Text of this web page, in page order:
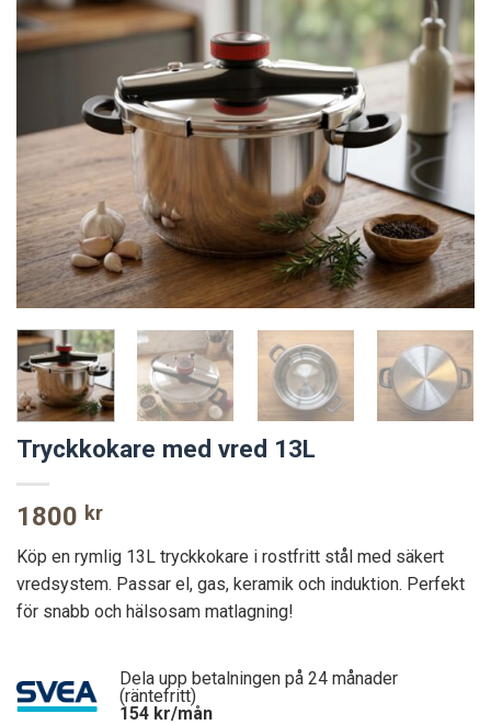
Tryckkokare med vred 13L
1800 kr
Köp en rymlig 13L tryckkokare i rostfritt stål med säkert
vredsystem. Passar el, gas, keramik och induktion. Perfekt
för snabb och hälsosam matlagning!
Dela upp betalningen på 24 månader
(räntefritt)
154 kr/mån